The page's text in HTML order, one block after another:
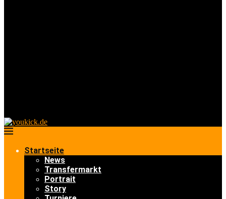
Startseite
News
Transfermarkt
Portrait
Story